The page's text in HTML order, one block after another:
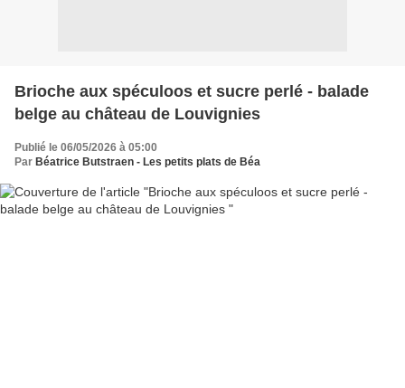
Brioche aux spéculoos et sucre perlé - balade
belge au château de Louvignies
Publié le 06/05/2026 à 05:00
Par Béatrice Butstraen - Les petits plats de Béa